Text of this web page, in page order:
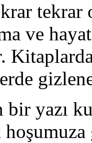
tekrar
ve
yazı